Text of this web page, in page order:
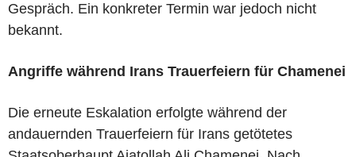
Gespräch. Ein konkreter Termin war jedoch nicht
bekannt.
Angriffe während Irans Trauerfeiern für Chamenei
Die erneute Eskalation erfolgte während der
andauernden Trauerfeiern für Irans getötetes